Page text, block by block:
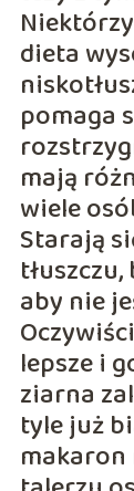
dieta
pomaga
mają
wiele
Starają
aby nie
lepsze i
ziarna
tyle już
makaron